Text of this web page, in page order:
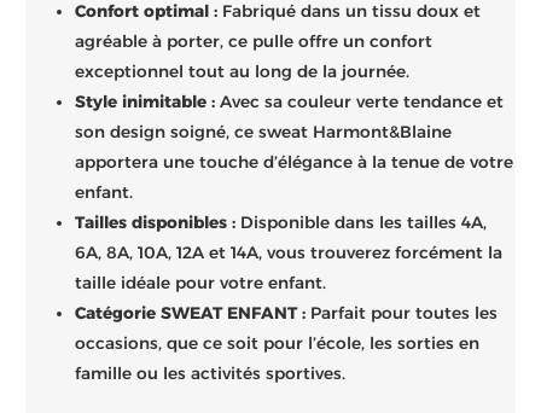
Confort optimal : Fabriqué dans un tissu doux et
agréable à porter, ce pulle offre un confort
exceptionnel tout au long de la journée.
Style inimitable : Avec sa couleur verte tendance et
son design soigné, ce sweat Harmont&Blaine
apportera une touche d’élégance à la tenue de votre
enfant.
Tailles disponibles : Disponible dans les tailles 4A,
6A, 8A, 10A, 12A et 14A, vous trouverez forcément la
taille idéale pour votre enfant.
Catégorie SWEAT ENFANT : Parfait pour toutes les
occasions, que ce soit pour l’école, les sorties en
famille ou les activités sportives.